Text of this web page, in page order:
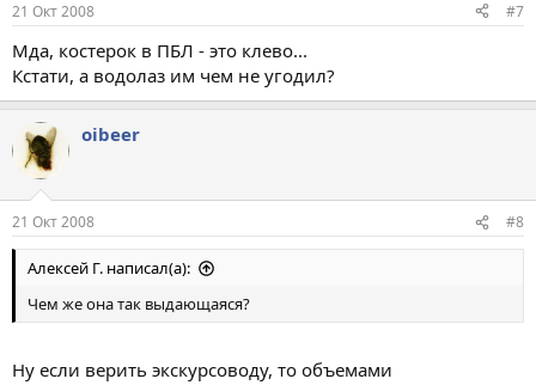
21 Окт 2008 #7
Мда, костерок в ПБЛ - это клево...
Кстати, а водолаз им чем не угодил?
oibeer
21 Окт 2008 #8
Алексей Г. написал(а):
Чем же она так выдающаяся?
Ну если верить экскурсоводу, то объемами